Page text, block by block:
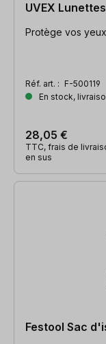
UVEX
Protège vos
Réf. art. : F-500119
En stock,
28,05 €
TTC, frais de
en sus
Festool Sac